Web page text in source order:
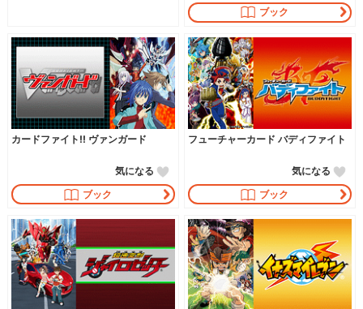
ブック
カードファイト!! ヴァンガード
ブック
気になる
フューチャーカード バディファイト
ブック
気になる